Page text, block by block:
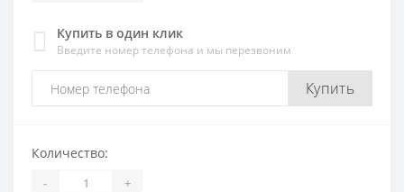
Купить в один клик
Введите номер телефона и мы перезвоним
Купить
Количество:
- +